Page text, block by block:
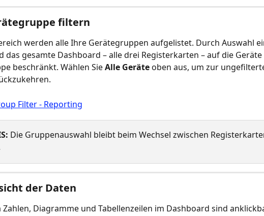
filtern
werden alle Ihre Gerätegruppen aufgelistet. Durch Auswahl
das gesamte Dashboard – alle drei Registerkarten – auf die Geräte
beschränkt. Wählen Sie Alle Geräte oben aus, um zur
Die Gruppenauswahl bleibt beim Wechsel zwischen
der Daten
Zahlen, Diagramme und Tabellenzeilen im Dashboard sind